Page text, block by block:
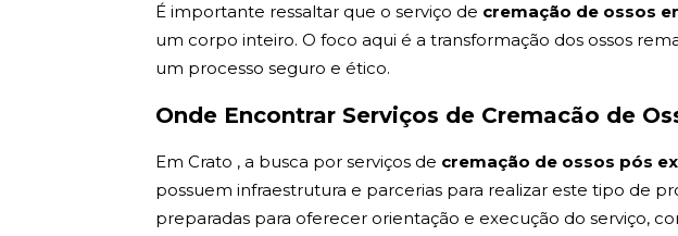
É importante ressaltar que o serviço de cremação de ossos
um corpo inteiro. O foco aqui é a transformação dos ossos
um processo seguro e ético.
Onde Encontrar Serviços de Cremacão de
Em Crato , a busca por serviços de cremação de ossos pós
possuem infraestrutura e parcerias para realizar este tipo de
preparadas para oferecer orientação e execução do serviço,